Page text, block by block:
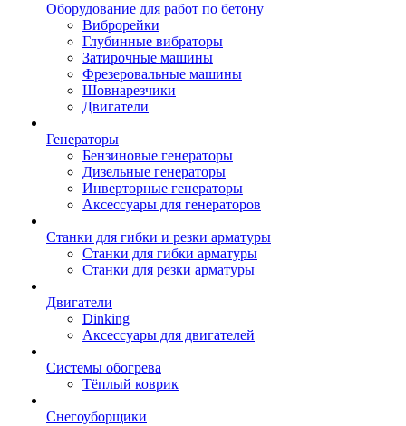
Оборудование для работ по бетону
Виброрейки
Глубинные вибраторы
Затирочные машины
Фрезеровальные машины
Шовнарезчики
Двигатели
Генераторы
Бензиновые генераторы
Дизельные генераторы
Инверторные генераторы
Аксессуары для генераторов
Станки для гибки и резки арматуры
Станки для гибки арматуры
Станки для резки арматуры
Двигатели
Dinking
Аксессуары для двигателей
Системы обогрева
Тёплый коврик
Снегоуборщики